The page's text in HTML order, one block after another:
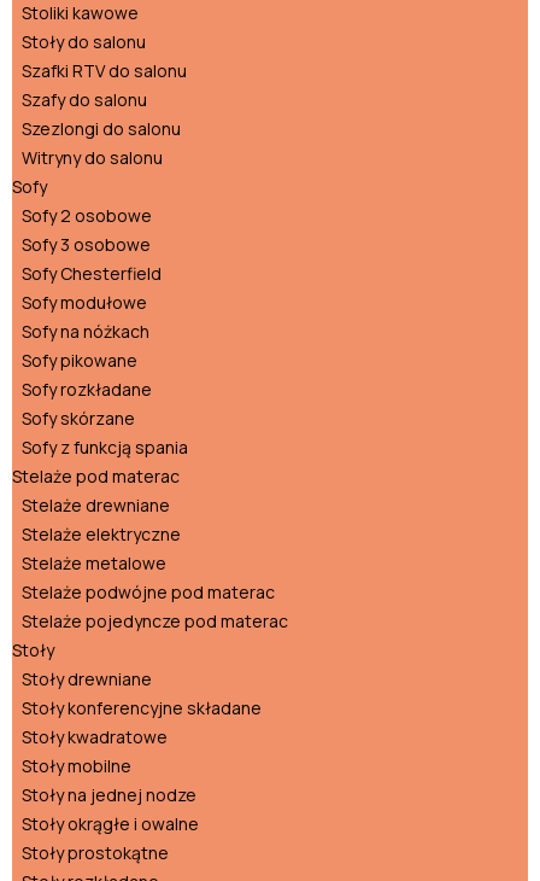
Stoliki kawowe
Stoły do salonu
Szafki RTV do salonu
Szafy do salonu
Szezlongi do salonu
Witryny do salonu
Sofy
Sofy 2 osobowe
Sofy 3 osobowe
Sofy Chesterfield
Sofy modułowe
Sofy na nóżkach
Sofy pikowane
Sofy rozkładane
Sofy skórzane
Sofy z funkcją spania
Stelaże pod materac
Stelaże drewniane
Stelaże elektryczne
Stelaże metalowe
Stelaże podwójne pod materac
Stelaże pojedyncze pod materac
Stoły
Stoły drewniane
Stoły konferencyjne składane
Stoły kwadratowe
Stoły mobilne
Stoły na jednej nodze
Stoły okrągłe i owalne
Stoły prostokątne